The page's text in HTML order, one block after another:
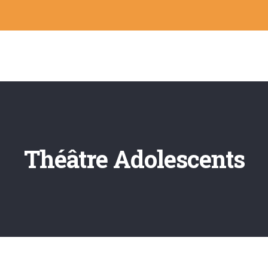
Théâtre Adolescents